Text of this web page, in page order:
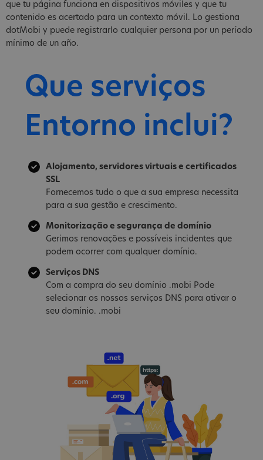
que tu página funciona en dispositivos móviles y que tu
contenido es acertado para un contexto móvil. Lo gestiona
dotMobi y puede registrarlo cualquier persona por un período
mínimo de un año.
Que serviços
Entorno inclui?
Alojamento, servidores virtuais e certificados
SSL
Fornecemos tudo o que a sua empresa necessita
para a sua gestão e crescimento.
Monitorização e segurança de domínio
Gerimos renovações e possíveis incidentes que
podem ocorrer com qualquer domínio.
Serviços DNS
Com a compra do seu domínio .mobi Pode
selecionar os nossos serviços DNS para ativar o
seu domínio. .mobi